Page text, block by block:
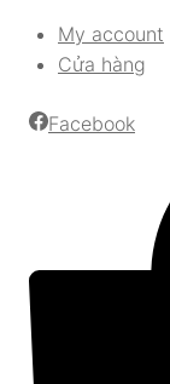
My account
Cửa hàng
Facebook